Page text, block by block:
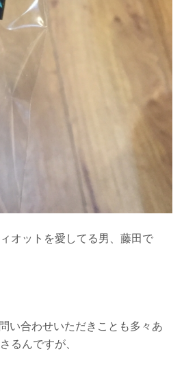
オットを愛してる男、藤田で
い合わせいただきことも多々あ
るんですが、